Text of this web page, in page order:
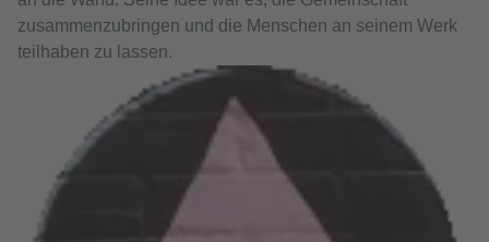
zusammenzubringen und die Menschen an seinem Werk
teilhaben zu lassen.